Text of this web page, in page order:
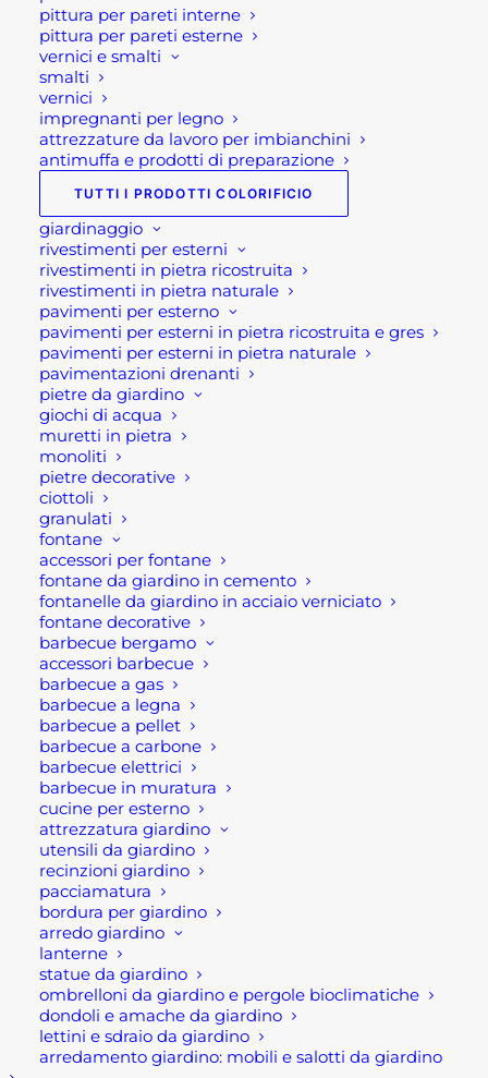
pittura per pareti interne
pittura per pareti esterne
vernici e smalti
smalti
vernici
impregnanti per legno
attrezzature da lavoro per imbianchini
antimuffa e prodotti di preparazione
TUTTI I PRODOTTI COLORIFICIO
giardinaggio
rivestimenti per esterni
rivestimenti in pietra ricostruita
rivestimenti in pietra naturale
pavimenti per esterno
pavimenti per esterni in pietra ricostruita e gres
pavimenti per esterni in pietra naturale
pavimentazioni drenanti
pietre da giardino
giochi di acqua
muretti in pietra
monoliti
pietre decorative
ciottoli
granulati
fontane
accessori per fontane
fontane da giardino in cemento
fontanelle da giardino in acciaio verniciato
fontane decorative
barbecue bergamo
accessori barbecue
barbecue a gas
barbecue a legna
barbecue a pellet
barbecue a carbone
barbecue elettrici
barbecue in muratura
cucine per esterno
attrezzatura giardino
utensili da giardino
recinzioni giardino
pacciamatura
bordura per giardino
arredo giardino
lanterne
statue da giardino
ombrelloni da giardino e pergole bioclimatiche
dondoli e amache da giardino
lettini e sdraio da giardino
arredamento giardino: mobili e salotti da giardino
prezzo:
da
RIVESTIMENTO IN PIETRA ARDESIA
MULTICOLOR
36,00
ARCO GIARDINO DECORATIVO
14,40 €
Suggeriti
CASSETTA PORTAUTENSILI 54X38X19
KINSTENBERG
60,00€
LANTERNE PER ESTERNO SET -
MODELLO MONASTIR
72,00 €Il
prezzo
originale
72,00 €.
67,00
SET BBQ IN LEGNO
21,50€
Ultimi visti
ANELLO DI TENUTA CANNA FUMARIA
INOX MAT
1,70€-5,95€
Fascia
di
5,95 €
CIOTOLA TONDA PER ESTERNO IN
CEMENTO
15,00€- 38,00 €
da
CIOTOLA OVALE PER ESTERNO IN
CEMENTO
34,00€-93,00 €Fascia
Rota Commerciale
Sede legale e punto vendita